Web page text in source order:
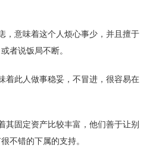
，意味着这个人烦心事少，并且擅于
者说饭局不断。
着此人做事稳妥，不冒进，很容易在
其固定资产比较丰富，他们善于让别
不错的下属的支持。